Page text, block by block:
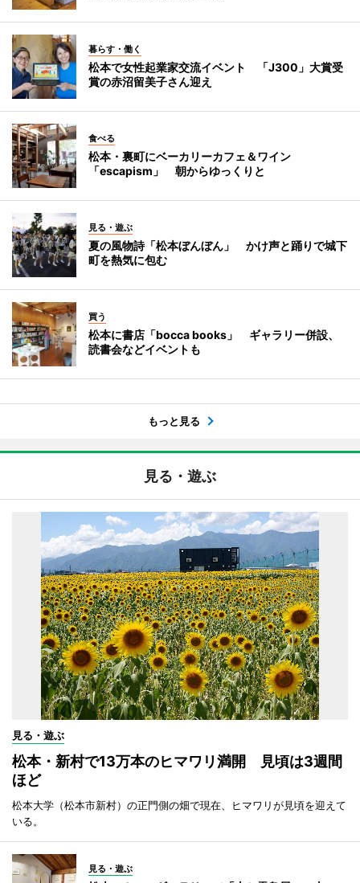
暮らす・働く
松本で女性起業家交流イベント 「J300」大賞受
賞の赤沼留美子さん迎え
食べる
松本・裏町にベーカリーカフェ＆ワイン
「escapism」 朝からゆっくりと
見る・遊ぶ
夏の風物詩「松本ぼんぼん」 かけ声と踊りで城下
町を熱気に包む
買う
松本に書店「bocca books」 ギャラリー併設、
読書会などイベントも
もっと見る
見る・遊ぶ
見る・遊ぶ
松本・新村で13万本のヒマワリ満開 見頃は3週間
ほど
松本大学（松本市新村）の正門側の畑で現在、ヒマワリが見頃を迎えて
いる。
見る・遊ぶ